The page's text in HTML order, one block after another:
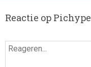
Reactie op